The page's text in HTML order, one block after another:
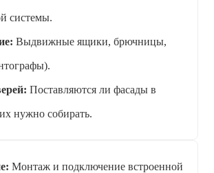
системы.
Выдвижные ящики, брючницы,
Поставляются ли фасады в
нужно собирать.
Монтаж и подключение встроенной